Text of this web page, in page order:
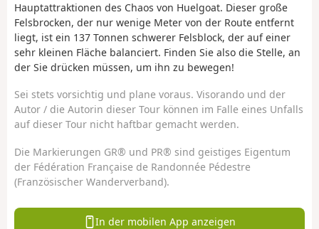
Hauptattraktionen des Chaos von Huelgoat. Dieser große
Felsbrocken, der nur wenige Meter von der Route entfernt
liegt, ist ein 137 Tonnen schwerer Felsblock, der auf einer
sehr kleinen Fläche balanciert. Finden Sie also die Stelle, an
der Sie drücken müssen, um ihn zu bewegen!
Sei stets vorsichtig und plane voraus. Visorando und der
Autor / die Autorin dieser Tour können im Falle eines Unfalls
auf dieser Tour nicht haftbar gemacht werden.
Die Markierungen GR® und PR® sind geistiges Eigentum
der Fédération Française de Randonnée Pédestre
(Französischer Wanderverband).
In der mobilen App anzeigen